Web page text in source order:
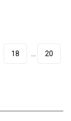
18 20